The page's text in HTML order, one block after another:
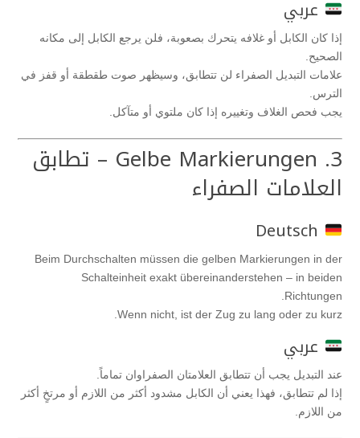
عربي
إذا كان الكابل أو غلافه يتحرك بصعوبة، فلن يرجع الكابل إلى مكانه
الصحيح.
علامات التبديل الصفراء لن تتطابق، وسيظهر صوت طقطقة أو قفز في
الترس.
يجب فحص الغلاف وتغييره إذا كان ملتوي أو متآكل.
3. Gelbe Markierungen – تطابق
العلامات الصفراء
Beim Durchschalten müssen die gelben Markierungen in der
Schalteinheit exakt übereinanderstehen – in beiden
Richtungen.
Wenn nicht, ist der Zug zu lang oder zu kurz.
عربي
عند التبديل يجب أن تتطابق العلامتان الصفراوان تماماً.
إذا لم تتطابق، فهذا يعني أن الكابل مشدود أكثر من اللازم أو مرتخٍ أكثر
من اللازم.